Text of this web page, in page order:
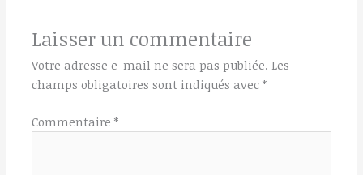
Laisser un commentaire
Votre adresse e-mail ne sera pas publiée. Les
champs obligatoires sont indiqués avec*
Commentaire*